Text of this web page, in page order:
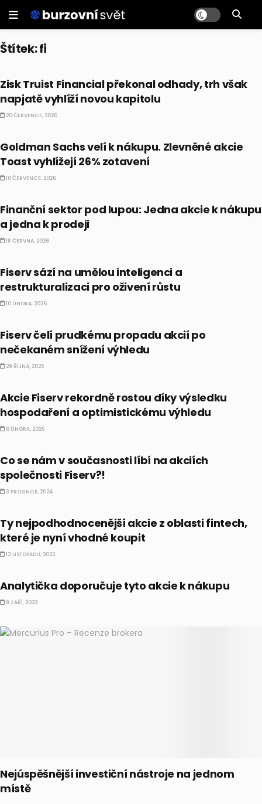
Štítek:fi
Zisk Truist Financial překonal odhady, trh však
napjatě vyhlíží novou kapitolu
20 ČERVENCE, 2026
Goldman Sachs velí k nákupu. Zlevněné akcie
Toast vyhlížejí 26% zotavení
10 ČERVENCE, 2026
Finanční sektor pod lupou: Jedna akcie k nákupu
a jedna k prodeji
18 ČERVNA, 2026
Fiserv sází na umělou inteligenci a
restrukturalizaci pro oživení růstu
10 ÚNORA, 2026
Fiserv čelí prudkému propadu akcií po
nečekaném snížení výhledu
29 ŘÍJNA, 2025
Akcie Fiserv rekordně rostou díky výsledku
hospodaření a optimistickému výhledu
6 ÚNORA, 2025
Co se nám v současnosti líbí na akciích
společnosti Fiserv?!
3 PROSINCE, 2024
Ty nejpodhodnocenější akcie z oblasti fintech,
které je nyní vhodné koupit
13 LISTOPADU, 2023
Analytička doporučuje tyto akcie k nákupu
9 ZÁŘÍ, 2023
Nejúspěšnější investiční nástroje na jednom
místě